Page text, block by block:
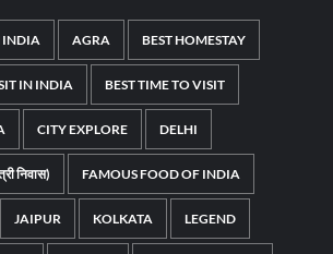
INDIA AGRA BEST HOMESTAY
IN INDIA BEST TIME TO VISIT
CITY EXPLORE DELHI
निवास) FAMOUS FOOD OF INDIA
JAIPUR KOLKATA LEGEND